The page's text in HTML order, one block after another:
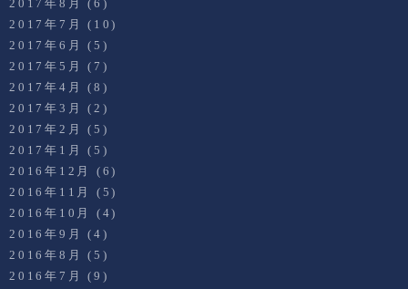
2017年8月
(6)
2017年7月
(10)
2017年6月
(5)
2017年5月
(7)
2017年4月
(8)
2017年3月
(2)
2017年2月
(5)
2017年1月
(5)
2016年12月
(6)
2016年11月
(5)
2016年10月
(4)
2016年9月
(4)
2016年8月
(5)
2016年7月
(9)